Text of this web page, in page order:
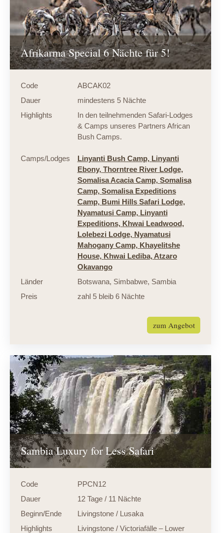
Afrikarma Special 6 Nächte für 5!
Code
ABCAK02
Dauer
mindestens 5 Nächte
Highlights
In den teilnehmenden Safari-Lodges
& Camps unseres Partners African
Bush Camps.
Camps/Lodges Linyanti Bush Camp, Linyanti
Ebony, Thorntree River Lodge,
Somalisa Acacia Camp, Somalisa
Camp, Somalisa Expeditions
Camp, Bumi Hills Safari Lodge,
Nyamatusi Camp, Linyanti
Expeditions, Khwai Leadwood,
Lolebezi Lodge, Nyamatusi
Mahogany Camp, Khayelitshe
House, Khwai Lediba, Atzaro
Okavango
Länder
Botswana, Simbabwe, Sambia
Preis
zahl 5 bleib 6 Nächte
zum Angebot
Sambia Luxury for Less Safari
Code
PPCN12
Dauer
12 Tage / 11 Nächte
Beginn/Ende
Livingstone / Lusaka
Highlights
Livingstone / Victoriafälle – Lower